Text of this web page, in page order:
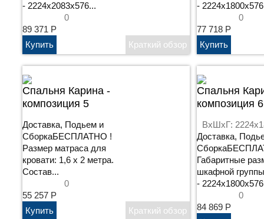
- 2224х2083х576...
0
89 371 Р
-
0
77 718 Р
Cпальня Карина -
композиция 5
Доставка, Подьем и
СборкаБЕСПЛАТНО !
Размер матраса для
кровати: 1,6 х 2 метра.
Состав...
0
55 257 Р
Cпальня
композиция 6
ВхШхГ:
Доставка,
Габаритные
шкафной
-
0
84 869 Р